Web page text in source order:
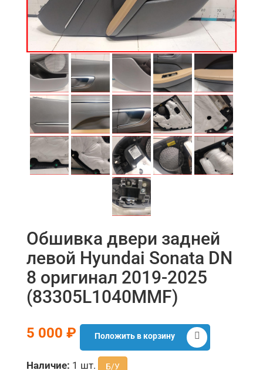
Обшивка двери задней
левой Hyundai Sonata DN
8 оригинал 2019-2025
(83305L1040MMF)
5 000 ₽ Положить в корзину
Наличие: 1 шт. Б/У